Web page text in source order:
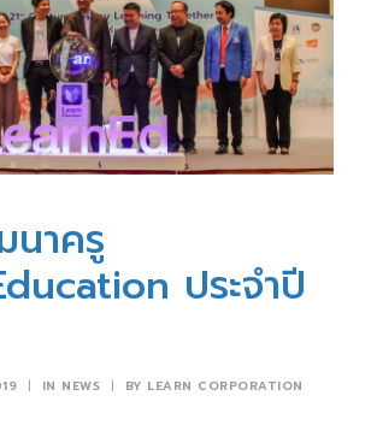
นาครู
ประจำปี
| IN NEWS | BY LEARN CORPORATION